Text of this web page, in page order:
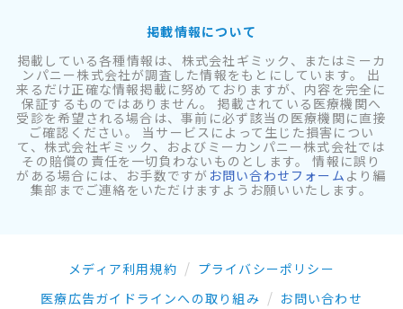
掲載情報について
掲載している各種情報は、株式会社ギミック、またはミーカ
ンパニー株式会社が調査した情報をもとにしています。 出
来るだけ正確な情報掲載に努めておりますが、内容を完全に
保証するものではありません。 掲載されている医療機関へ
受診を希望される場合は、事前に必ず該当の医療機関に直接
ご確認ください。 当サービスによって生じた損害につい
て、株式会社ギミック、およびミーカンパニー株式会社では
その賠償の責任を一切負わないものとします。 情報に誤り
がある場合には、お手数ですが お問い合わせフォーム より編
集部までご連絡をいただけますようお願いいたします。
メディア利用規約
プライバシーポリシー
医療広告ガイドラインへの取り組み
お問い合わせ